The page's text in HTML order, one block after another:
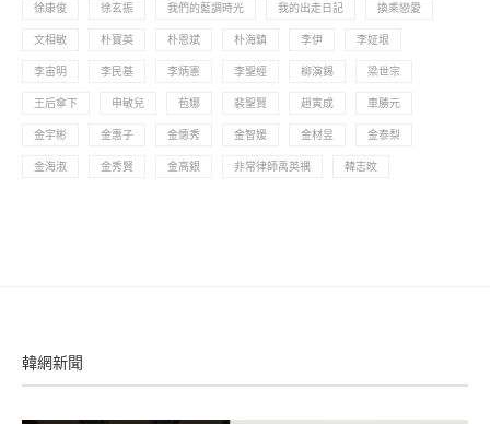
徐康俊 徐玄振 我們的藍調時光 我的出走日記 換乘戀愛
文相敏 朴寶英 朴恩斌 朴海鎮 李伊 李姃垠
李宙明 李民基 李炳憲 李聖經 柳演錫 梁世宗
王后傘下 申敏兒 苞娜 裴聖賢 趙寅成 車勝元
金宇彬 金惠子 金憓秀 金智媛 金材昱 金泰梨
金海淑 金秀賢 金高銀 非常律師禹英禑 韓志旼
韓網新聞